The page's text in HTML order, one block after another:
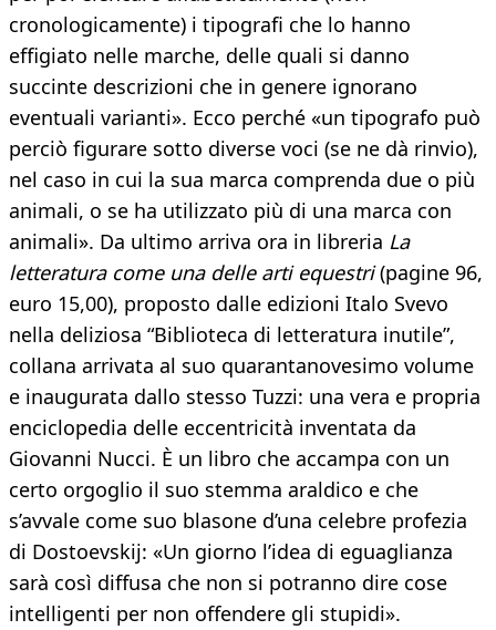
cronologicamente) i tipografi che lo hanno
effigiato nelle marche, delle quali si danno
succinte descrizioni che in genere ignorano
eventuali varianti». Ecco perché «un tipografo può
perciò figurare sotto diverse voci (se ne dà rinvio),
nel caso in cui la sua marca comprenda due o più
animali, o se ha utilizzato più di una marca con
animali». Da ultimo arriva ora in libreria La
letteratura come una delle arti equestri(pagine 96,
euro 15,00), proposto dalle edizioni Italo Svevo
nella deliziosa “Biblioteca di letteratura inutile”,
collana arrivata al suo quarantanovesimo volume
e inaugurata dallo stesso Tuzzi: una vera e propria
enciclopedia delle eccentricità inventata da
Giovanni Nucci. È un libro che accampa con un
certo orgoglio il suo stemma araldico e che
s’avvale come suo blasone d’una celebre profezia
di Dostoevskij: «Un giorno l’idea di eguaglianza
sarà così diffusa che non si potranno dire cose
intelligenti per non offendere gli stupidi».